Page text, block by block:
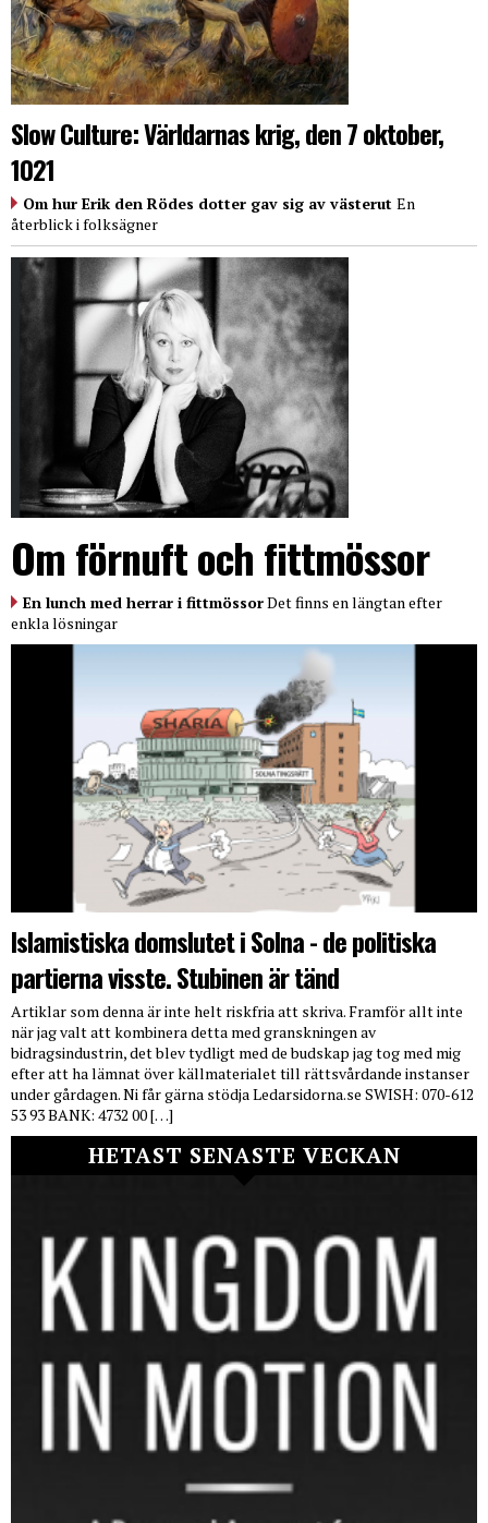
Slow Culture: Världarnas krig, den 7 oktober,
1021
Om hur Erik den Rödes dotter gav sig av västerut En
återblick i folksägner
Om förnuft och fittmössor
En lunch med herrar i fittmössorDet finns en längtan efter
enkla lösningar
Islamistiska domslutet i Solna - de politiska
partierna visste. Stubinen är tänd
Artiklar som denna är inte helt riskfria att skriva. Framför allt inte
när jag valt att kombinera detta med granskningen av
bidragsindustrin, det blev tydligt med de budskap jag tog med mig
efter att ha lämnat över källmaterialet till rättsvårdande instanser
under gårdagen. Ni får gärna stödja Ledarsidorna.se SWISH: 070-612
53 93 BANK: 4732 00 […]
HETAST SENASTE VECKAN